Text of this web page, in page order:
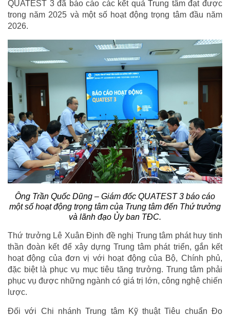
QUATEST 3 đã báo cáo các kết quả Trung tâm đạt được
trong năm 2025 và một số hoạt động trọng tâm đầu năm
2026.
Ông Trần Quốc Dũng – Giám đốc QUATEST 3 báo cáo
một số hoạt động trọng tâm của Trung tâm đến Thứ trưởng
và lãnh đạo Ủy ban TĐC.
Thứ trưởng Lê Xuân Định đề nghị Trung tâm phát huy tinh
thần đoàn kết để xây dựng Trung tâm phát triển, gắn kết
hoạt động của đơn vị với hoạt động của Bộ, Chính phủ,
đặc biệt là phục vụ mục tiêu tăng trưởng. Trung tâm phải
phục vụ được những ngành có giá trị lớn, công nghệ chiến
lược.
Đối với Chi nhánh Trung tâm Kỹ thuật Tiêu chuẩn Đo